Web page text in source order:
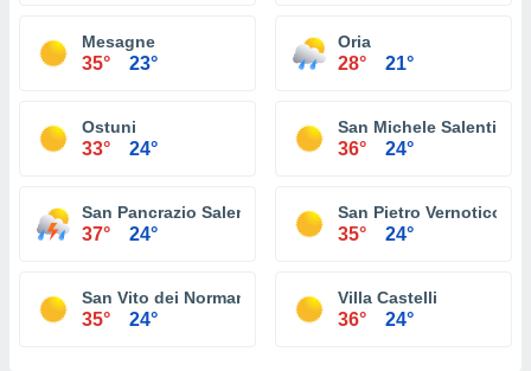
Mesagne
35° 23°
Oria
28° 21°
Ostuni
33° 24°
San Michele Salentino
36° 24°
San Pancrazio Salentino
37° 24°
San Pietro Vernotico
35° 24°
San Vito dei Normanni
35° 24°
Villa Castelli
36° 24°